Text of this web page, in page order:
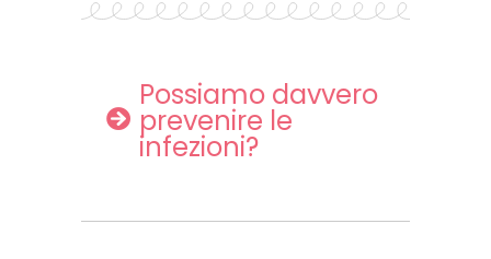
Possiamo davvero
prevenire le
infezioni?